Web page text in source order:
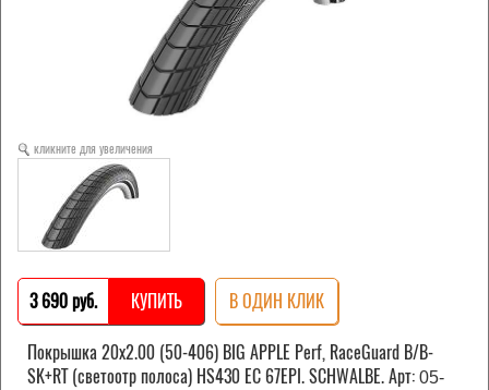
кликните для увеличения
3 690 pуб. КУПИТЬ В ОДИН КЛИК
Покрышка 20x2.00 (50-406) BIG APPLE Perf, RaceGuard B/B-
SK+RT (светоотр полоса) HS430 EC 67EPI. SCHWALBE. Арт: 05-